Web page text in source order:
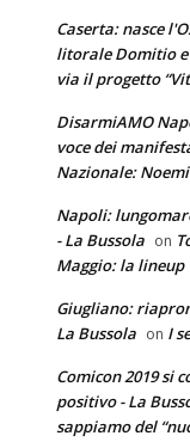
Caserta: nasce
litorale Domitio e
via il progetto
DisarmiAMO
voce dei
Nazionale:
Napoli:
- La Bussola on
Maggio: la lineup
Giugliano:
La Bussola on I
Comicon 2019 si
positivo - La
sappiamo del